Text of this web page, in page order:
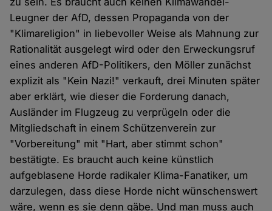
Leugner der AfD, dessen Propaganda von der
"Klimareligion" in liebevoller Weise als Mahnung zur
Rationalität ausgelegt wird oder den Erweckungsruf
eines anderen AfD-Politikers, den Möller zunächst
explizit als "Kein Nazi!" verkauft, drei Minuten später
aber erklärt, wie dieser die Forderung danach,
Ausländer im Flugzeug zu verprügeln oder die
Mitgliedschaft in einem Schützenverein zur
"Vorbereitung" mit "Hart, aber stimmt schon"
bestätigte. Es braucht auch keine künstlich
aufgeblasene Horde radikaler Klima-Fanatiker, um
darzulegen, dass diese Horde nicht wünschenswert
wäre, wenn es sie denn gäbe. Und man muss auch